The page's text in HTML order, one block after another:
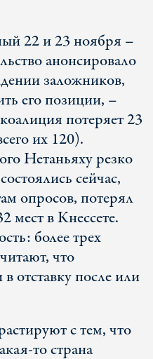
22 и 23 ноября –
анонсировало
заложников,
его позиции, –
потеряет 23
их 120).
Нетаньяху резко
сейчас,
опросов, потерял
мест в Кнессете.
более трех
что
отставку после или
с тем, что
то страна